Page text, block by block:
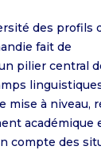
des profils
fait de
pilier central
mise à niveau,
académique
compte des